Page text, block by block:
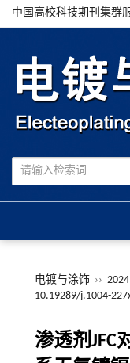
中国高校科技期刊集群
电镀与涂饰 ››
10.19289/j.1004-
渗透剂JFC